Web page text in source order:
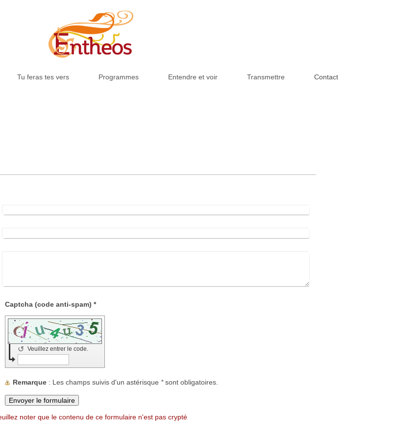
Tu feras tes vers Programmes Entendre et voir Transmettre Contact
Captcha (code anti-spam) *
Veuillez entrer le code.
↺
Remarque : Les champs suivis d'un astérisque *sont obligatoires.
noter que le contenu de ce formulaire n'est pas crypté